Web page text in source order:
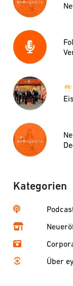
Kategorien
Über